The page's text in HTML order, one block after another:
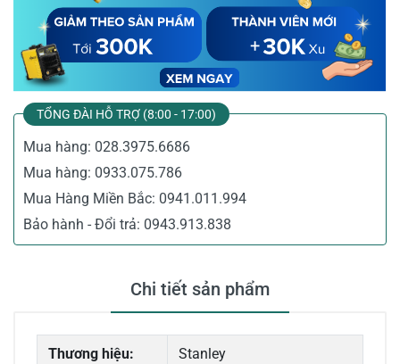
TỔNG ĐÀI HỖ TRỢ (8:00 - 17:00)
Mua hàng: 028.3975.6686
Mua hàng: 0933.075.786
Mua Hàng Miền Bắc: 0941.011.994
Bảo hành - Đổi trả: 0943.913.838
Chi tiết sản phẩm
Thương hiệu: Stanley